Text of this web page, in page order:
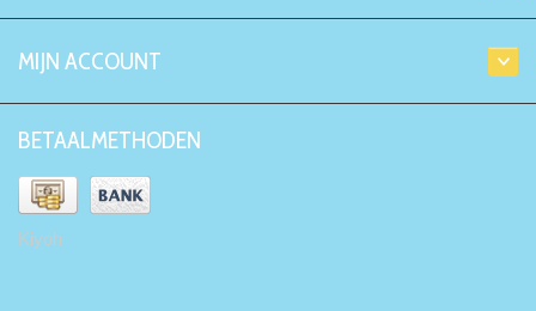
MIJN ACCOUNT
BETAALMETHODEN
Kiyoh